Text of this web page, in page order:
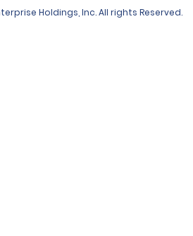
Holdings, Inc. All rights Reserved.